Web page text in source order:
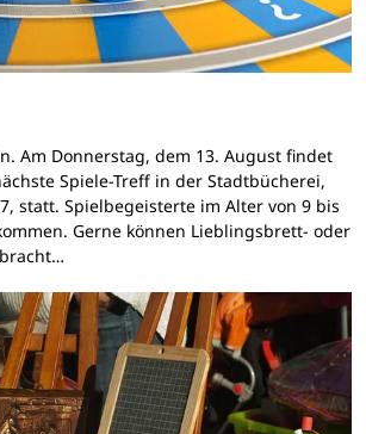
Am Donnerstag, dem 13. August findet
Spiele-Treff in der Stadtbücherei,
statt. Spielbegeisterte im Alter von 9 bis
Gerne können Lieblingsbrett- oder